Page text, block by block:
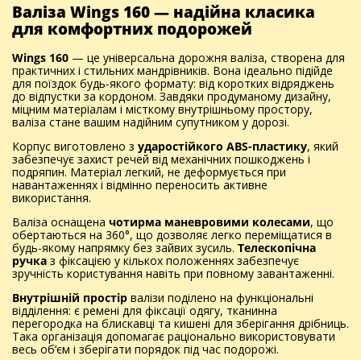
Валіза Wings 160 — надійна класика
для комфортних подорожей
Wings 160 — це універсальна дорожня валіза, створена для
практичних і стильних мандрівників. Вона ідеально підійде
для поїздок будь-якого формату: від коротких відряджень
до відпустки за кордоном. Завдяки продуманому дизайну,
міцним матеріалам і місткому внутрішньому простору,
валіза стане вашим надійним супутником у дорозі.
Корпус виготовлено з ударостійкого ABS-пластику, який
забезпечує захист речей від механічних пошкоджень і
подряпин. Матеріал легкий, не деформується при
навантаженнях і відмінно переносить активне
використання.
Валіза оснащена чотирма маневровими колесами, що
обертаються на 360°, що дозволяє легко переміщатися в
будь-якому напрямку без зайвих зусиль. Телескопічна
ручка з фіксацією у кількох положеннях забезпечує
зручність користування навіть при повному завантаженні.
Внутрішній простір валізи поділено на функціональні
відділення: є ремені для фіксації одягу, тканинна
перегородка на блискавці та кишені для зберігання дрібниць.
Така організація допомагає раціонально використовувати
весь об’єм і зберігати порядок під час подорожі.